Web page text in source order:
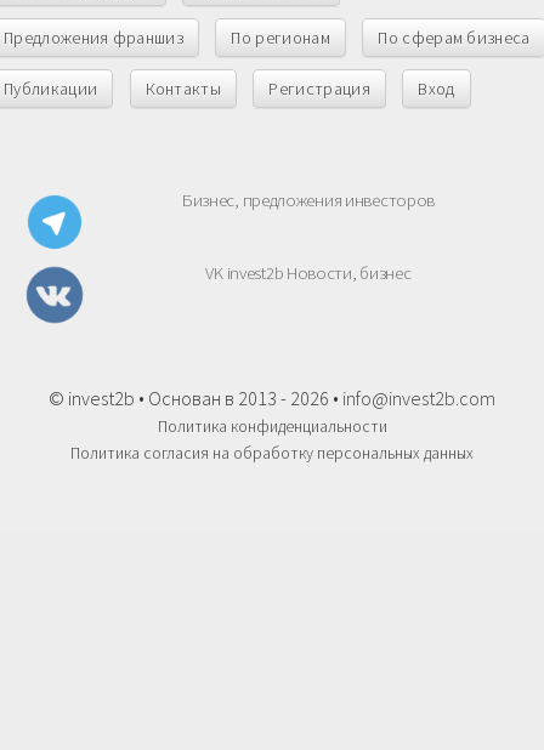
Предложения франшиз По регионам По сферам бизнеса
Публикации Контакты Регистрация Вход
Бизнес, предложения инвесторов
VK invest2b Новости, бизнес
© invest2b • Основан в 2013 - 2026 • info@invest2b.com
Политика конфиденциальности
Политика согласия на обработку персональных данных